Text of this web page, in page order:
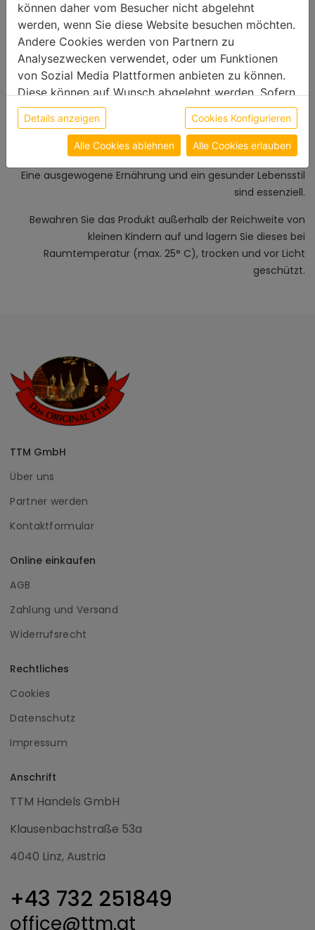
Bitte beachten Sie, dass unser TTM Produkt Influvers - 90
Kapseln kein Medikament ist und daher nicht den Arzt oder
Therapeuten ersetzt.
Es dient als Nahrungsergänzungsmittel, dass unterstützend
bei verschiedenen gesundheitlichen Herausforderungen
eingesetzt werden kann.
Nahrungsergänzungsmittel wie Influvers - 90 Kapseln
sollten nicht als Ersatz für eine abwechslungsreiche
Ernährung betrachtet werden.
Eine ausgewogene Ernährung und ein gesunder Lebensstil
sind essenziell.
Bewahren Sie das Produkt außerhalb der Reichweite von
kleinen Kindern auf und lagern Sie dieses bei
Raumtemperatur (max. 25° C), trocken und vor Licht
geschützt.
TTM GmbH
Über uns
Partner werden
Kontaktformular
Online einkaufen
AGB
Zahlung und Versand
Widerrufsrecht
Rechtliches
Cookies
Datenschutz
Impressum
Anschrift
TTM Handels GmbH
Klausenbachstraße 53a
4040 Linz, Austria
+43 732 251849
office@ttm.at
können daher vom Besucher nicht abgelehnt
werden, wenn Sie diese Website besuchen möchten.
Andere Cookies werden von Partnern zu
Analysezwecken verwendet, oder um Funktionen
von Sozial Media Plattformen anbieten zu können.
Diese können auf Wunsch abgelehnt werden. Sofern
sie unsere Webseite weiter nutzen, geben Sie
Einwilligung zu unseren Cookies.
Details anzeigen Cookies Konfigurieren
Alle Cookies ablehnen Alle Cookies erlauben